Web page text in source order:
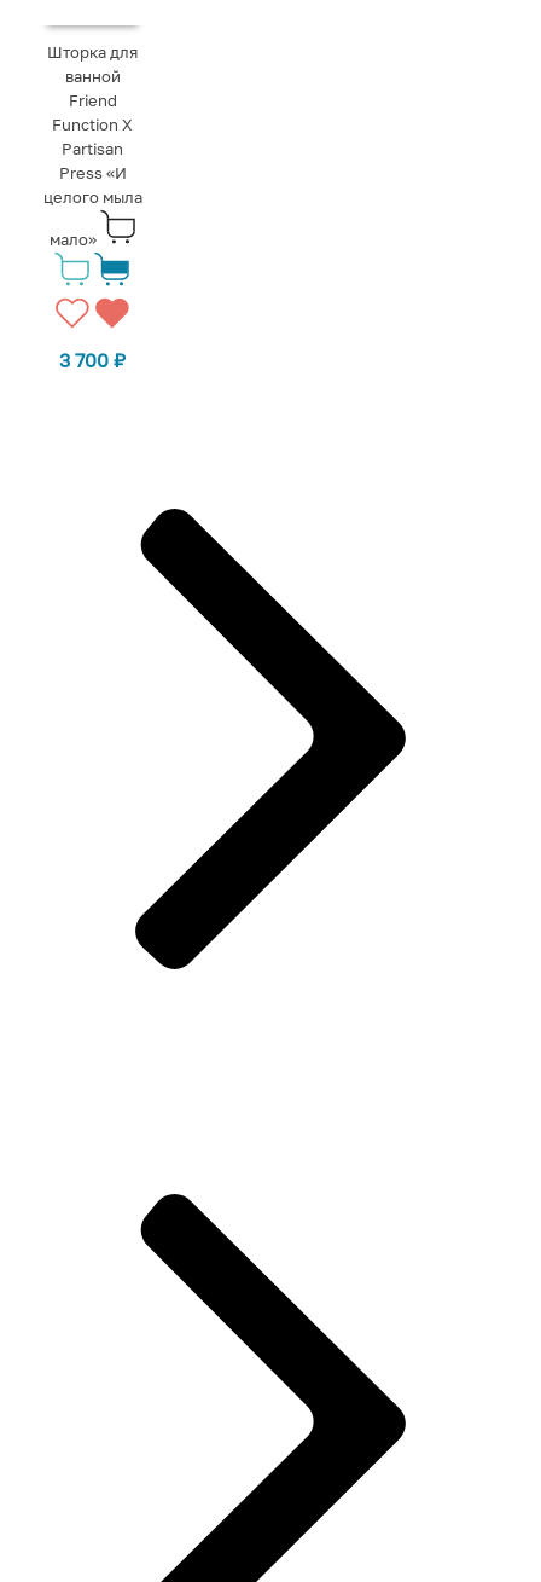
Шторка для
ванной
Friend
Function X
Partisan
Press «И
целого мыла
мало»
3 700₽